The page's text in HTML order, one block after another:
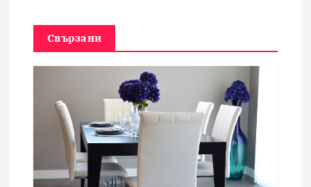
и
я
Свързани